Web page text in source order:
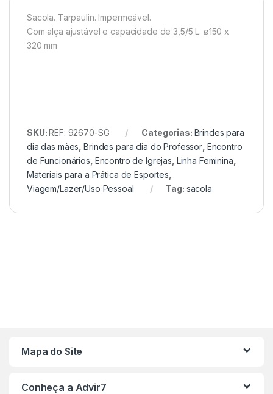
Sacola. Tarpaulin. Impermeável.
Com alça ajustável e capacidade de 3,5/5 L. ø150 x
320 mm
SKU:REF: 92670-SG Categorias: Brindes para
dia das mães ,Brindes para dia do Professor Encontro
de Funcionários Encontro de Igrejas Linha Feminina
Materiais para a Prática de Esportes
Viagem/Lazer/Uso Pessoal
Tag: sacola
Mapa do Site
Conheça a Advir7